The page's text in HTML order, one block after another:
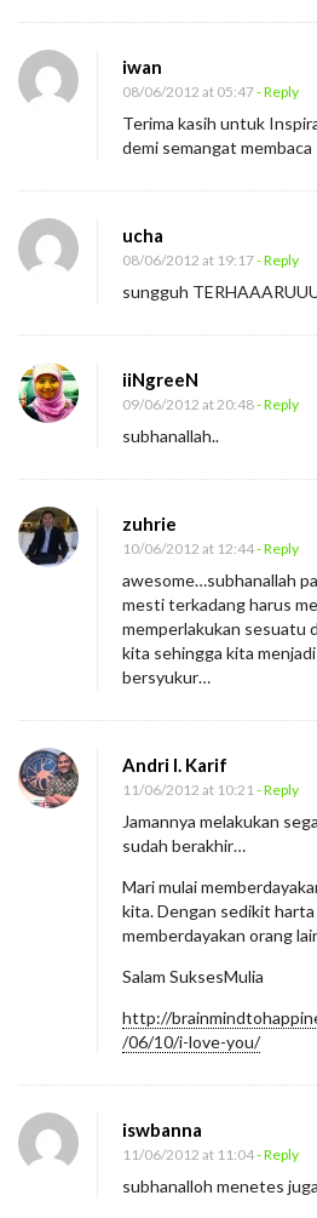
iwan
08/06/2012 at 05:47- Reply
Terima kasih untuk
demi semangat membaca
ucha
08/06/2012 at 19:17- Reply
sungguh
iiNgreeN
09/06/2012 at 20:48- Reply
subhanallah..
zuhrie
10/06/2012 at 12:44- Reply
awesome…subhanallah
mesti terkadang harus
memperlakukan sesuatu
kita sehingga kita
bersyukur…
Andri I. Karif
11/06/2012 at 10:21 - Reply
Jamannya melakukan
sudah berakhir…
Mari mulai
kita. Dengan sedikit
memberdayakan orang
Salam SuksesMulia
http://
/06/10/i-love-you/
iswbanna
11/06/2012 at 11:04- Reply
subhanalloh menetes